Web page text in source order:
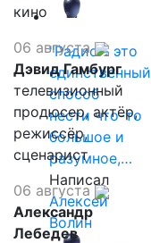
"Радио - это
единственный
способ
нести что-то
большое и
разумное,…
Написал
Алексей
Волин
кино
06 августа
Дэвид Гамбург
телевизионный
продюсер, актёр,
режиссёр,
сценарист
06 августа
Александр
Лебедев